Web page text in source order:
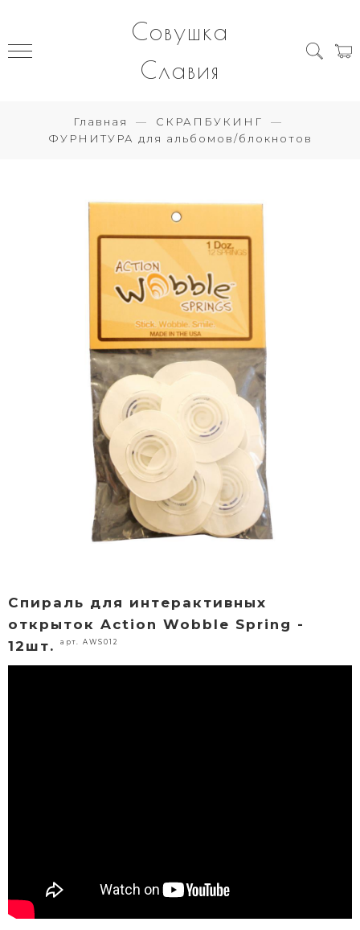
Совушка
Славия
Главная
СКРАПБУКИНГ
ФУРНИТУРА для альбомов/блокнотов
Спираль для интерактивных
открыток Action Wobble Spring -
12шт.
арт. AWS012